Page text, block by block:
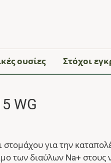
ουσίες Στόχοι
WG
στομάχου για την
των διαύλων Na+